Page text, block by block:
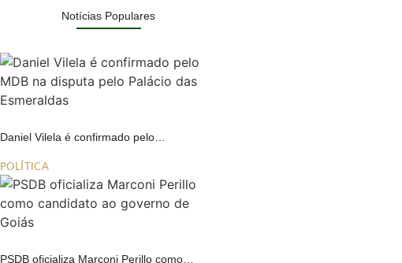
Notícias Populares
Daniel Vilela é confirmado pelo…
POLÍTICA
PSDB oficializa Marconi Perillo como…